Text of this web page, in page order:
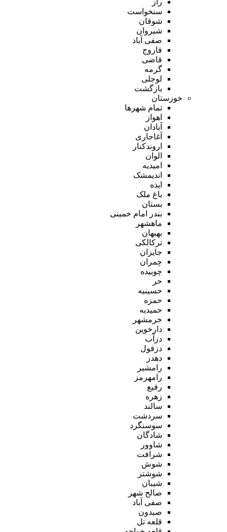
سنخواست
شوقان
شیروان
صفی آباد
فاروج
قاضی
گرمه
لوجلی
بازگشت
خوزستان
تمام شهر‌ها
اهواز
آبادان
آغاجاری
اروندکنار
الوان
امیدیه
اندیمشک
ایذه
باغ ملک
بستان
بندر امام خمینی
ماهشهر
بهبهان
ترکالکی
جایزان
چمران
چوبیده
حر
حسینیه
حمزه
حمیدیه
خرمشهر
دارخوین
دزآب
دزفول
دهدز
رامشیر
رامهرمز
رفیع
زهره
سالند
سردشت
سوسنگرد
شادگان
شاوور
شرافت
شوش
شوشتر
شیبان
صالح شهر
صفی آباد
صیدون
قلعه تل